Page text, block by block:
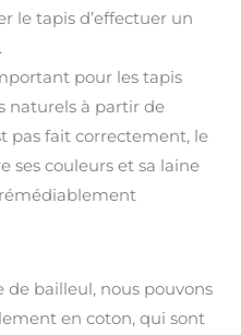
le tapis d’effectuer un
pour les tapis
naturels à partir de
pas fait correctement, le
ses couleurs et sa laine
de bailleul, nous pouvons
en coton, qui sont